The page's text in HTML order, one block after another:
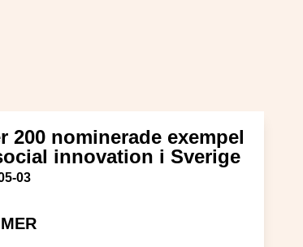
200 nominerade exempel
innovation i Sverige
03
OM ÖVER 200 NOMINERADE